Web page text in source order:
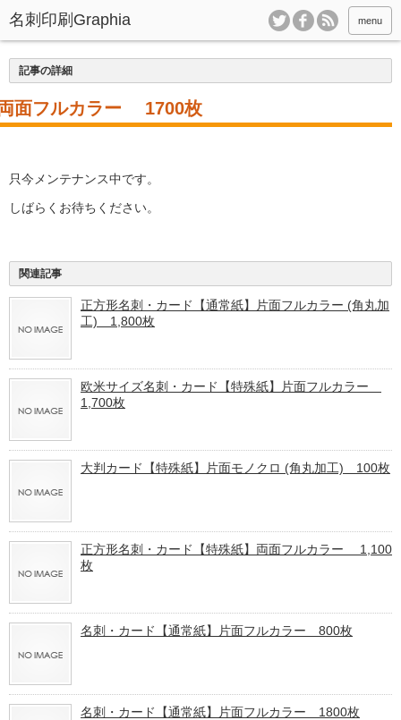
menu
記事の詳細
面フルカラー 1700枚
只今メンテナンス中です。
しばらくお待ちください。
関連記事
正方形名刺・カード【通常紙】片面フルカラー (角丸加
工) 1,800枚
欧米サイズ名刺・カード【特殊紙】片面フルカラー
1,700枚
大判カード【特殊紙】片面モノクロ (角丸加工) 100枚
正方形名刺・カード【特殊紙】両面フルカラー 1,100
枚
名刺・カード【通常紙】片面フルカラー 800枚
名刺・カード【通常紙】片面フルカラー 1800枚